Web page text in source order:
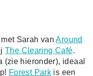
Sarah vanAround
The Clearing Café.
(zie hieronder), ideaal
Forest Park is een